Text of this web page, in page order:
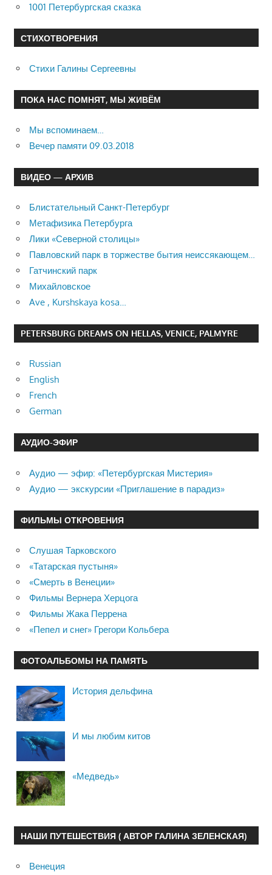
1001 Петербургская сказка
СТИХОТВОРЕНИЯ
Стихи Галины Сергеевны
ПОКА НАС ПОМНЯТ, МЫ ЖИВЁМ
Мы вспоминаем…
Вечер памяти 09.03.2018
ВИДЕО — АРХИВ
Блистательный Санкт-Петербург
Метафизика Петербурга
Лики «Северной столицы»
Павловский парк в торжестве бытия неиссякающем…
Гатчинский парк
Михайловское
Ave , Kurshskaya kosa…
PETERSBURG DREAMS ON HELLAS, VENICE, PALMYRE
Russian
English
French
German
АУДИО-ЭФИР
Аудио — эфир: «Петербургская Мистерия»
Аудио — экскурсии «Приглашение в парадиз»
ФИЛЬМЫ ОТКРОВЕНИЯ
Слушая Тарковского
«Татарская пустыня»
«Смерть в Венеции»
Фильмы Вернера Херцога
Фильмы Жака Перрена
«Пепел и снег» Грегори Кольбера
ФОТОАЛЬБОМЫ НА ПАМЯТЬ
История дельфина
И мы любим китов
«Медведь»
НАШИ ПУТЕШЕСТВИЯ ( АВТОР ГАЛИНА ЗЕЛЕНСКАЯ)
Венеция